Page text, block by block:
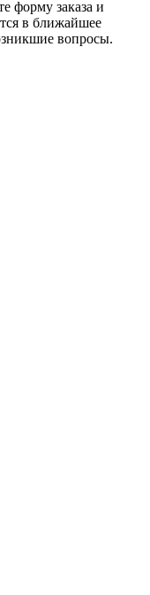
форму заказа и
в ближайшее
вопросы.